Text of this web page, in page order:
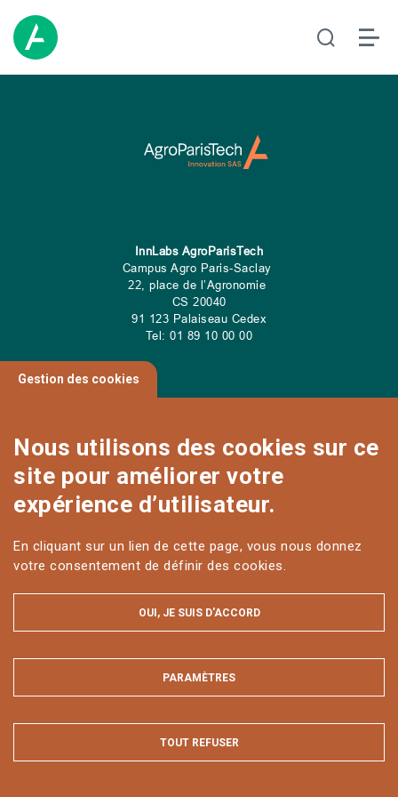
InnLabs AgroParisTech
Campus Agro Paris-Saclay
22, place de l’Agronomie
CS 20040
91 123 Palaiseau Cedex
Tel: 01 89 10 00 00
MENTIONS LÉGALES ET DONNÉES PERSONNELLES
ACCESSIBILITÉ : NON CONFORME
Tous droits réservés AgroParisTech Innovation © 2025
Gestion des cookies
Nous utilisons des cookies sur ce
site pour améliorer votre
expérience d’utilisateur.
En cliquant sur un lien de cette page, vous nous donnez
votre consentement de définir des cookies.
OUI, JE SUIS D'ACCORD
MASQUER
PARAMÈTRES
TOUT REFUSER